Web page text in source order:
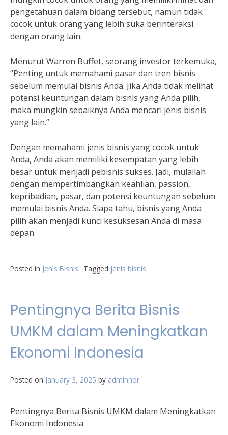
pengetahuan dalam bidang tersebut, namun tidak
cocok untuk orang yang lebih suka berinteraksi
dengan orang lain.
Menurut Warren Buffet, seorang investor terkemuka,
“Penting untuk memahami pasar dan tren bisnis
sebelum memulai bisnis Anda. Jika Anda tidak melihat
potensi keuntungan dalam bisnis yang Anda pilih,
maka mungkin sebaiknya Anda mencari jenis bisnis
yang lain.”
Dengan memahami jenis bisnis yang cocok untuk
Anda, Anda akan memiliki kesempatan yang lebih
besar untuk menjadi pebisnis sukses. Jadi, mulailah
dengan mempertimbangkan keahlian, passion,
kepribadian, pasar, dan potensi keuntungan sebelum
memulai bisnis Anda. Siapa tahu, bisnis yang Anda
pilih akan menjadi kunci kesuksesan Anda di masa
depan.
Posted in Jenis Bisnis Tagged jenis bisnis
Pentingnya Berita Bisnis
UMKM dalam Meningkatkan
Ekonomi Indonesia
Posted on January 3, 2025 by adminnor
Pentingnya Berita Bisnis UMKM dalam Meningkatkan
Ekonomi Indonesia